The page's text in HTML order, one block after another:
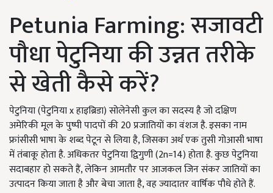
Petunia Farming: सजावटी
पौधा पेटुनिया की उन्नत तरीके
से खेती कैसे करें?
पेटुनिया (पेटुनिया x हाइब्रिडा) सोलेनेसी कुल का सदस्य है जो दक्षिण
अमेरिकी मूल के पुष्पी पादपों की 20 प्रजातियों का वंशज है. इसका नाम
फ्रांसीसी भाषा के शब्द पेटून से लिया है, जिसका अर्थ एक तुसी गोआसी भाषा
में तंबाकू होता है. अधिकतर पेटुनिया द्विगुणी (2n=14) होता है. कुछ पेटुनिया
सदाबहार हो सकते हैं, लेकिन आमतौर पर आजकल जिन संकर जातियों का
उत्पादन किया जाता है और बेचा जाता है, वह ज्यादातर वार्षिक पौधे होते हैं.